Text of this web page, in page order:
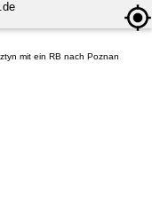
mit ein RB nach Poznan